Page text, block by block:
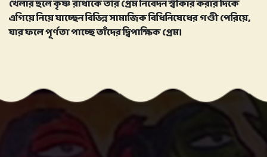
খেলার ছলে কৃষ্ণ রাধাকে তাঁর প্রেম নিবেদন স্বীকার করার দিকে
এগিয়ে নিয়ে যাচ্ছেন বিভিন্ন সামাজিক বিধিনিষেধের গণ্ডী পেরিয়ে,
যার ফলে পূর্ণতা পাচ্ছে তাঁদের দ্বিপাক্ষিক প্রেম।